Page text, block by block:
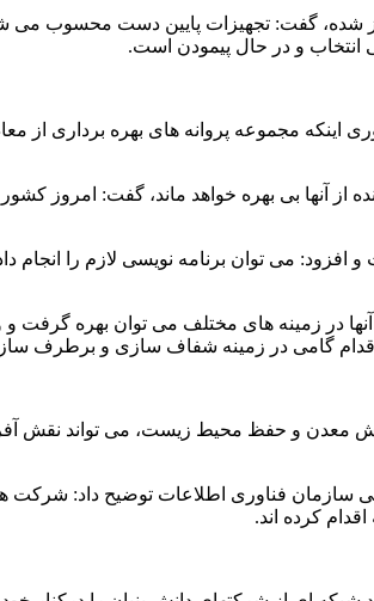
شده، گفت: تجهیزات پایین دست محسوب
و در حال پیمودن است.
بی بهره خواهد ماند، گفت: امروز کشور
می توان برنامه نویسی لازم را انجام
در زمینه های مختلف می توان بهره
اقدام گامی در زمینه شفاف سازی و برطرف
معدن و حفظ محیط زیست، می تواند نقش
فناوری اطلاعات توضیح داد: شرکت ها
کرده اند.